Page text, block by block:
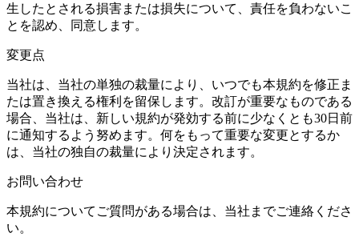
生したとされる損害または損失について、責任を負わないこ
とを認め、同意します。
変更点
当社は、当社の単独の裁量により、いつでも本規約を修正ま
たは置き換える権利を留保します。改訂が重要なものである
場合、当社は、新しい規約が発効する前に少なくとも30日前
に通知するよう努めます。何をもって重要な変更とするか
は、当社の独自の裁量により決定されます。
お問い合わせ
本規約についてご質問がある場合は、当社までご連絡くださ
い。